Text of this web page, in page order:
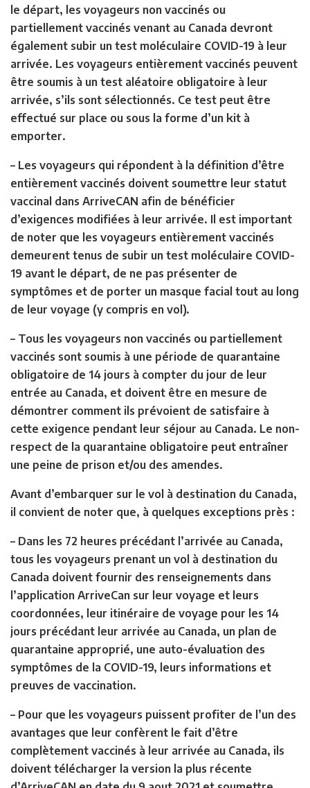
le départ, les voyageurs non vaccinés ou
partiellement vaccinés venant au Canada devront
également subir un test moléculaire COVID-19 à leur
arrivée. Les voyageurs entièrement vaccinés peuvent
être soumis à un test aléatoire obligatoire à leur
arrivée, s’ils sont sélectionnés. Ce test peut être
effectué sur place ou sous la forme d’un kit à
emporter.
– Les voyageurs qui répondent à la définition d’être
entièrement vaccinés doivent soumettre leur statut
vaccinal dans ArriveCAN afin de bénéficier
d’exigences modifiées à leur arrivée. Il est important
de noter que les voyageurs entièrement vaccinés
demeurent tenus de subir un test moléculaire COVID-
19 avant le départ, de ne pas présenter de
symptômes et de porter un masque facial tout au long
de leur voyage (y compris en vol).
– Tous les voyageurs non vaccinés ou partiellement
vaccinés sont soumis à une période de quarantaine
obligatoire de 14 jours à compter du jour de leur
entrée au Canada, et doivent être en mesure de
démontrer comment ils prévoient de satisfaire à
cette exigence pendant leur séjour au Canada. Le non-
respect de la quarantaine obligatoire peut entraîner
une peine de prison et/ou des amendes.
Avant d’embarquer sur le vol à destination du Canada,
il convient de noter que, à quelques exceptions près :
– Dans les 72 heures précédant l’arrivée au Canada,
tous les voyageurs prenant un vol à destination du
Canada doivent fournir des renseignements dans
l’application ArriveCan sur leur voyage et leurs
coordonnées, leur itinéraire de voyage pour les 14
jours précédant leur arrivée au Canada, un plan de
quarantaine approprié, une auto-évaluation des
symptômes de la COVID-19, leurs informations et
preuves de vaccination.
– Pour que les voyageurs puissent profiter de l’un des
avantages que leur confèrent le fait d’être
complètement vaccinés à leur arrivée au Canada, ils
doivent télécharger la version la plus récente